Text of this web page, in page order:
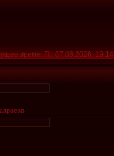
время: Пт 07.08.2026, 19:14